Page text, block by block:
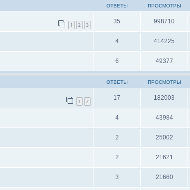
ОТВЕТЫ ПРОСМОТРЫ
1 2 3
35 998710
4 414225
6 49377
ОТВЕТЫ ПРОСМОТРЫ
1 2
17 182003
4 43984
2 25002
2 21621
3 21660